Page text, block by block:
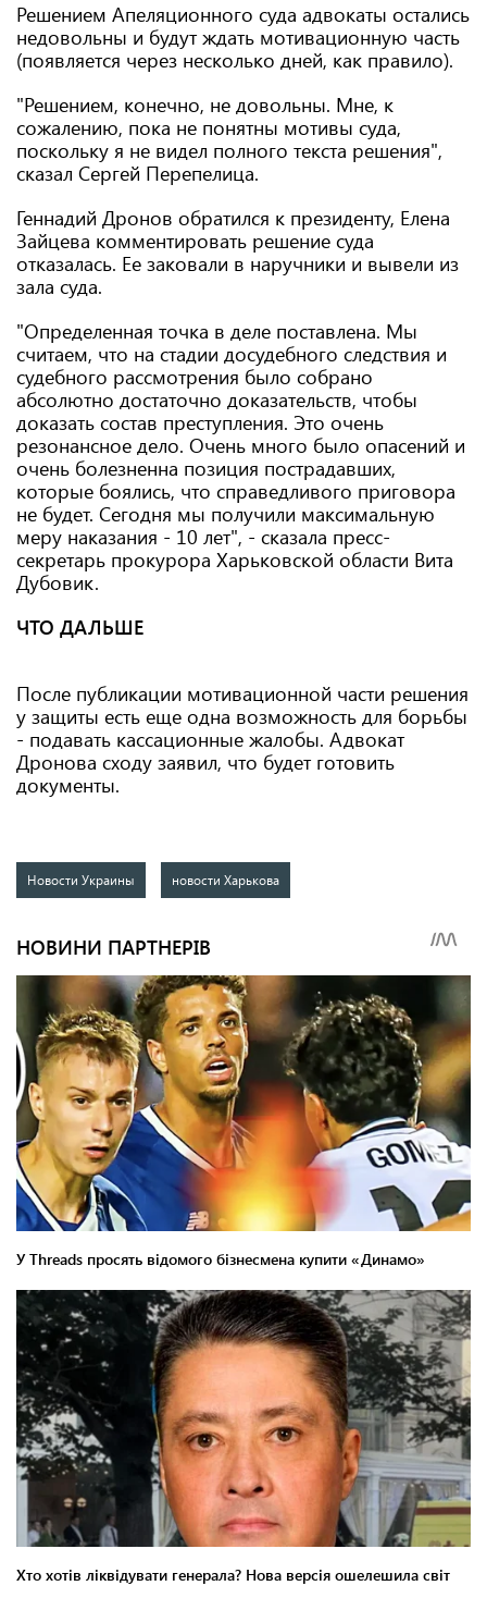
Решением Апеляционного суда адвокаты остались
недовольны и будут ждать мотивационную часть
(появляется через несколько дней, как правило).
"Решением, конечно, не довольны. Мне, к
сожалению, пока не понятны мотивы суда,
поскольку я не видел полного текста решения",
сказал Сергей Перепелица.
Геннадий Дронов обратился к президенту, Елена
Зайцева комментировать решение суда
отказалась. Ее заковали в наручники и вывели из
зала суда.
"Определенная точка в деле поставлена. Мы
считаем, что на стадии досудебного следствия и
судебного рассмотрения было собрано
абсолютно достаточно доказательств, чтобы
доказать состав преступления. Это очень
резонансное дело. Очень много было опасений и
очень болезненна позиция пострадавших,
которые боялись, что справедливого приговора
не будет. Сегодня мы получили максимальную
меру наказания - 10 лет", - сказала пресс-
секретарь прокурора Харьковской области Вита
Дубовик.
ЧТО ДАЛЬШЕ
После публикации мотивационной части решения
у защиты есть еще одна возможность для борьбы
- подавать кассационные жалобы. Адвокат
Дронова сходу заявил, что будет готовить
документы.
Новости Украины новости Харькова